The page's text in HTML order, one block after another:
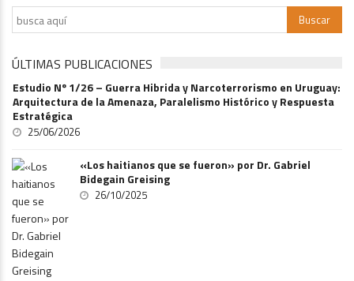
ÚLTIMAS PUBLICACIONES
Estudio Nº 1/26 – Guerra Hibrida y Narcoterrorismo en Uruguay:
Arquitectura de la Amenaza, Paralelismo Histórico y Respuesta
Estratégica
25/06/2026
«Los haitianos que se fueron» por Dr. Gabriel
Bidegain Greising
26/10/2025